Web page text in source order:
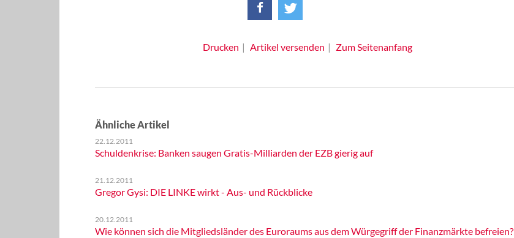
Drucken Artikel versenden Zum Seitenanfang
Ähnliche Artikel
22.12.2011
Schuldenkrise: Banken saugen Gratis-Milliarden der EZB gierig auf
21.12.2011
Gregor Gysi: DIE LINKE wirkt - Aus- und Rückblicke
20.12.2011
Wie können sich die Mitgliedsländer des Euroraums aus dem Würgegriff der Finanzmärkte befreien?